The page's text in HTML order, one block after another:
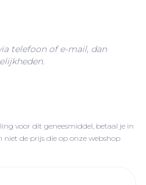
voor dit geneesmiddel, betaal je in
niet de prijs die op onze webshop
telefoon of e-mail, dan